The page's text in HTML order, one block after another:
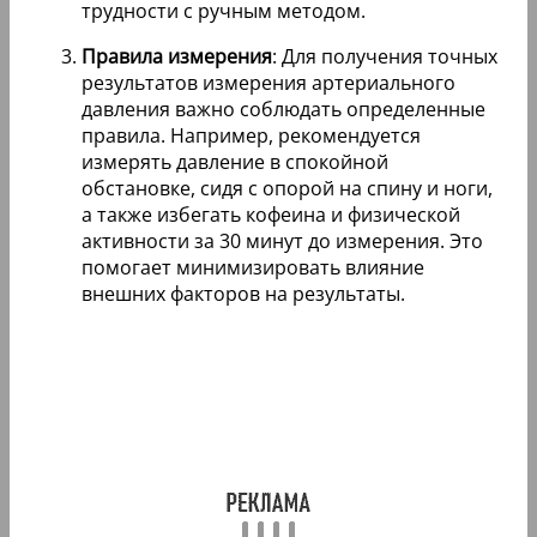
трудности с ручным методом.
Правила измерения: Для получения точных
результатов измерения артериального
давления важно соблюдать определенные
правила. Например, рекомендуется
измерять давление в спокойной
обстановке, сидя с опорой на спину и ноги,
а также избегать кофеина и физической
активности за 30 минут до измерения. Это
помогает минимизировать влияние
внешних факторов на результаты.